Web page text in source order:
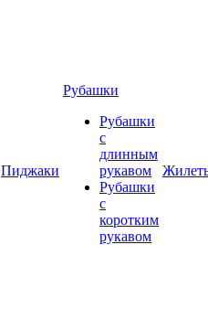
Пиджаки
Рубашки
Рубашки
с
длинным
рукавом
Рубашки
с
коротким
рукавом